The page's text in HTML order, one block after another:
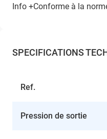
Info +Conforme à la
SPECIFICATIONS
Ref.
Pression de sortie